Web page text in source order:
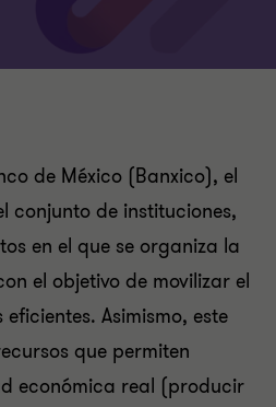
de México (Banxico), el
conjunto de instituciones,
en el que se organiza la
el objetivo de movilizar el
Asimismo, este
que permiten
económica real (producir